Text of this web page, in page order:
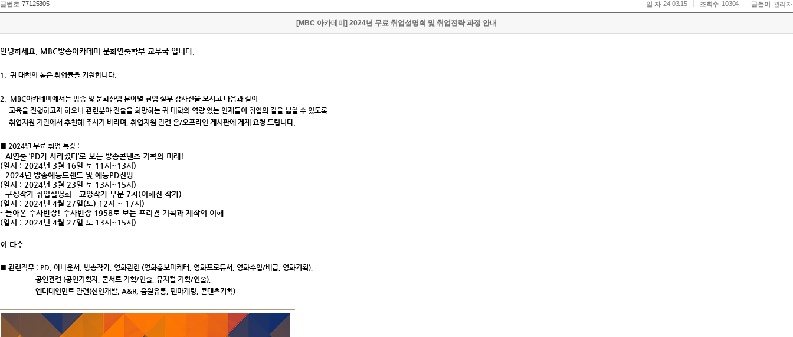
글번호 77125305 일 자 24.03.15 조회수 10304 글쓴이 관리자
[MBC 아카데미] 2024년 무료 취업설명회 및 취업전략 과정 안내
안녕하세요. MBC방송아카데미 문화연출학부 교무국 입니다.
1. 귀 대학의 높은 취업률을 기원합니다.
2. MBC아카데미에서는 방송 및 문화산업 분야별 현업 실무 강사진을 모시고 다음과 같이
교육을 진행하고자 하오니 관련분야 진출을 희망하는 귀 대학의 역량 있는 인재들이 취업의 길을 넓힐 수 있도록
취업지원 기관에서 추천해 주시기 바라며
취업지원 관련 온/오프라인 게시판에 게재 요청 드립니다.
■ 2024년 무료 취업 특강:
- AI연출 ‘PD가 사라졌다’로 보는 방송콘텐츠 기획의 미래 !
(일시 : 2024년 3월 16일 토 11 시 ~13시 )
- 2024년 방송예능트렌드 및 예능PD전망
(일시 : 2024년 3월 23일 토 13시 ~15시 )
- 구성작가 취업설명회 - 교양작가 부문 7차(이혜진 작가)
(일시 : 2024년 4월 27일(토) 12시 ~ 17시 )
- 돌아온 수사반장! 수사반장 1958로 보는 프리퀄 기획과 제작의 이해
(일시 : 2024년 4월 27일 토 13시 ~15시 )
외 다수
■ 관련직무 : PD, 아나운서 방송작가, 영화관련 (영화홍보마케터 영화프로듀서 영화수입/배급 영화기획),
공연관련 (공연기획자, 콘서트 기획/연출, 뮤지컬 기획/연출),
엔터테인먼트 관련(신인개발, A&R, 음원유통, 팬마케팅, 콘텐츠기획)